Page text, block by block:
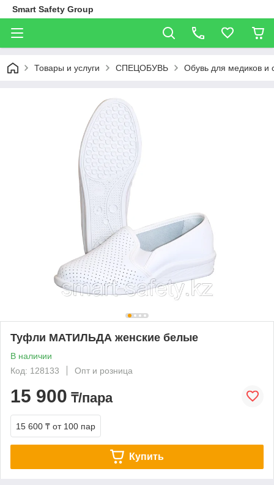
Smart Safety Group
Товары и услуги СПЕЦОБУВЬ Обувь для медиков и
Туфли МАТИЛЬДА женские белые
В наличии
Код: 128133
Опт и розница
15 900 ₸/пара
15 600 ₸ от 100 пар
Купить